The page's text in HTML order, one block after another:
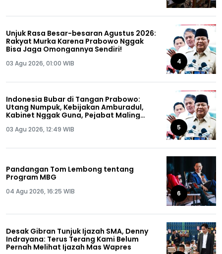
Unjuk Rasa Besar-besaran Agustus 2026:
Rakyat Murka Karena Prabowo Nggak
Bisa Jaga Omongannya Sendiri!
03 Agu 2026, 01:00 WIB 4
Indonesia Bubar di Tangan Prabowo:
Utang Numpuk, Kebijakan Amburadul,
Kabinet Nggak Guna, Pejabat Maling
03 Agu 2026, 12:49 WIB 5
Pandangan Tom Lembong tentang
Program MBG
04 Agu 2026, 16:25 WIB 6
Desak Gibran Tunjuk Ijazah SMA, Denny
Indrayana: Terus Terang Kami Belum
Pernah Melihat Ijazah Mas Wapres